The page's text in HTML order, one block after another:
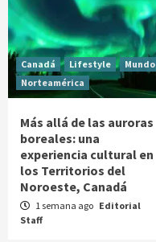
Canadá Lifestyle
Mundo
Norteamérica
Más allá de las auroras
boreales: una
experiencia cultural en
los Territorios del
Noroeste, Canadá
1 semana ago Editorial
Staff